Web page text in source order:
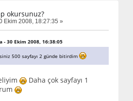
okursunuz?
Ekim 2008, 18:27:35 »
- 30 Ekim 2008, 16:38:05
500 sayfayı 2 günde bitirdim
Daha çok sayfayı 1